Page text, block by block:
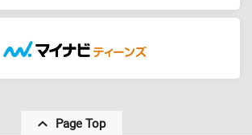
Page Top